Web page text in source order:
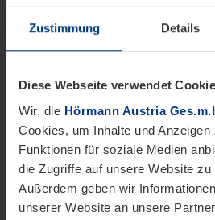
Zustimmung Details
Diese Webseite verwendet
Wir, die Hörmann Austria
Cookies, um Inhalte und
Funktionen für soziale Medien
die Zugriffe auf unsere Website zu
Außerdem geben wir
unserer Website an unsere